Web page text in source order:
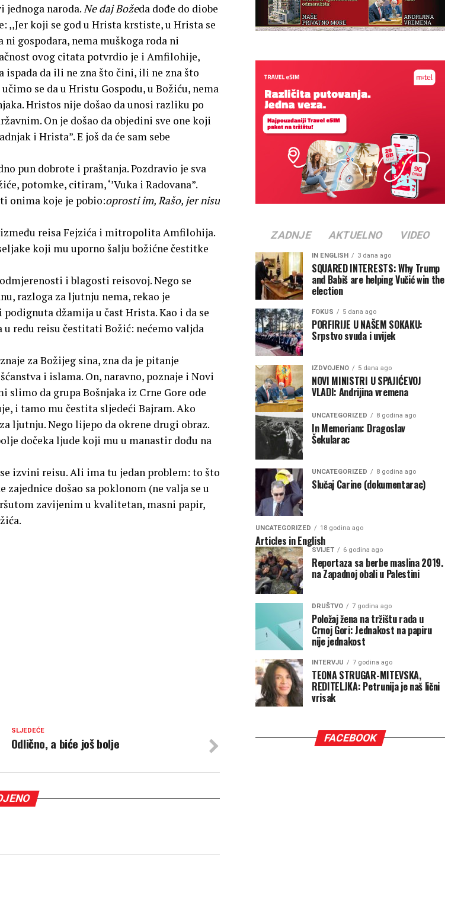
naroda.Ne daj Božeda dođe do diobe
,,Jer koji se god u Hrista krstiste, u Hrista se
ni gospodara, nema muškoga roda ni
ovog citata potvrdio je i Amfilohije,
ispada da ili ne zna što čini, ili ne zna što
se da u Hristu Gospodu, u Božiću, nema
Hristos nije došao da unosi razliku po
On je došao da objedini sve one koji
i Hrista”. E još da će sam sebe
pun dobrote i praštanja. Pozdravio je sva
potomke, citiram, ‘’Vuka i Radovana”.
onima koje je pobio:oprosti im, Rašo, jer nisu
reisa Fejzića i mitropolita Amfilohija.
koji mu uporno šalju božićne čestitke
i blagosti reisovoj. Nego se
razloga za ljutnju nema, rekao je
džamija u čast Hrista. Kao i da se
u redu reisu čestitati Božić: nećemo valjda
za Božijeg sina, zna da je pitanje
i islama. On, naravno, poznaje i Novi
slimo da grupa Bošnjaka iz Crne Gore ode
i tamo mu čestita sljedeći Bajram. Ako
ljutnju. Nego lijepo da okrene drugi obraz.
dočeka ljude koji mu u manastir dođu na
izvini reisu. Ali ima tu jedan problem: to što
došao sa poklonom (ne valja se u
zavijenim u kvalitetan, masni papir,
SLJEDEĆE
Odlično, a biće još bolje
ZADNJE AKTUELNO VIDEO
IN ENGLISH 3 dana ago
SQUARED INTERESTS: Why Trump
and Babiš are helping Vučić win the
election
FOKUS 5 dana ago
PORFIRIJE U NAŠEM SOKAKU:
Srpstvo svuda i uvijek
IZDVOJENO 5 dana ago
NOVI MINISTRI U SPAJIĆEVOJ
VLADI: Andrijina vremena
UNCATEGORIZED 8 godina ago
In Memoriam: Dragoslav
Šekularac
UNCATEGORIZED 8 godina ago
Slučaj Carine (dokumentarac)
UNCATEGORIZED 18 godina ago
Articles in English
SVIJET 6 godina ago
Reportaza sa berbe maslina 2019.
na Zapadnoj obali u Palestini
DRUŠTVO 7 godina ago
Položaj žena na tržištu rada u
Crnoj Gori: Jednakost na papiru
nije jednakost
INTERVJU 7 godina ago
TEONA STRUGAR-MITEVSKA,
REDITELJKA: Petrunija je naš lični
vrisak
FACEBOOK